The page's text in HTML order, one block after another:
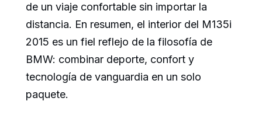
de un viaje confortable sin importar la
distancia. En resumen, el interior del M135i
2015 es un fiel reflejo de la filosofía de
BMW: combinar deporte, confort y
tecnología de vanguardia en un solo
paquete.